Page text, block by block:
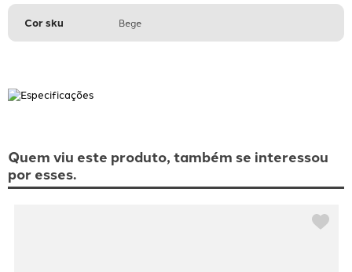
Cor sku Bege
Quem viu este produto, também se interessou
por esses.